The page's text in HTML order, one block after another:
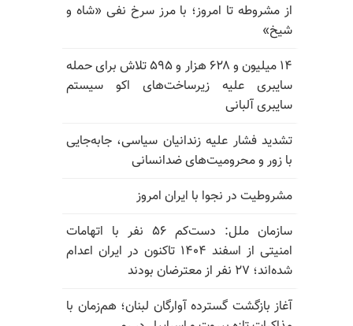
از مشروطه تا امروز؛ با مرز سرخ نفی «شاه و
شیخ»
۱۴ میلیون و ۶۲۸ هزار و ۵۹۵ تلاش برای حمله
سایبری علیه زیرساخت‌های اکو سیستم
سایبری آلبانی
تشدید فشار علیه زندانیان سیاسی، جابه‌جایی
با زور و محرومیت‌های ضدانسانی
مشروطیت در نجوا با ایران امروز
سازمان ملل: دست‌کم ۵۶ نفر با اتهامات
امنیتی از اسفند ۱۴۰۴ تاکنون در ایران اعدام
شده‌اند؛ ۲۷ نفر از معترضان بودند
آغاز بازگشت گسترده آوارگان لبنان؛ هم‌زمان با